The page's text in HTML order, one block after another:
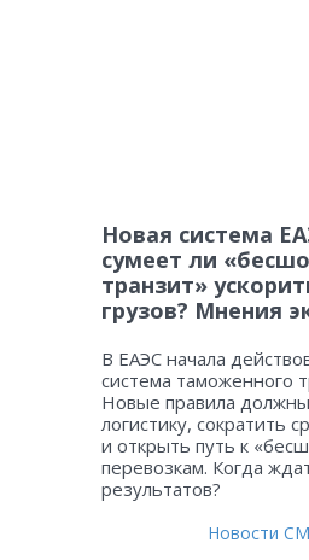
Новая система
сумеет ли
транзит»
грузов? Мнения
В ЕАЭС начала
система таможенного
Новые правила
логистику, сократить
и открыть путь к
перевозкам. Когда
результатов?
Новости